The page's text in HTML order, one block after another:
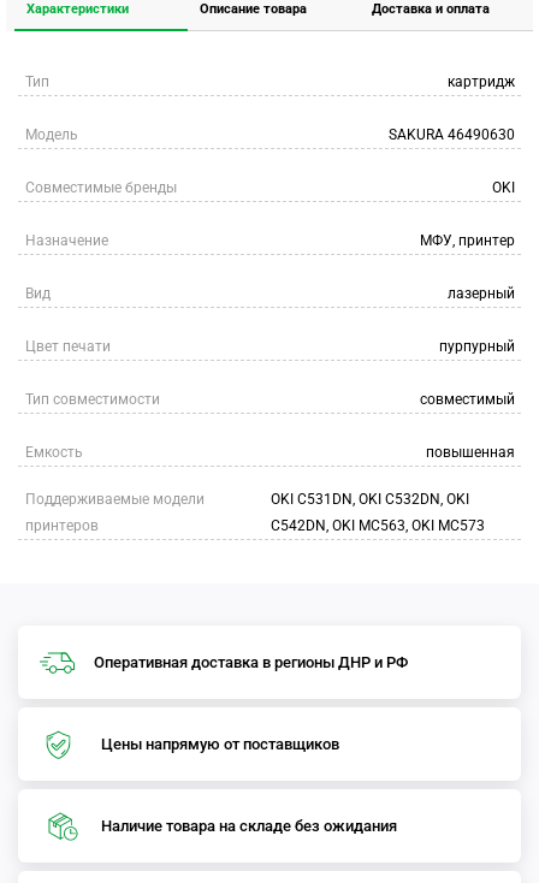
Характеристики Описание товара Доставка и оплата
Тип картридж
Модель SAKURA 46490630
Совместимые бренды OKI
Назначение МФУ, принтер
Вид лазерный
Цвет печати пурпурный
Тип совместимости совместимый
Емкость повышенная
Поддерживаемые модели
принтеров
OKI C531DN, OKI C532DN, OKI
C542DN, OKI MC563, OKI MC573
Оперативная доставка в регионы ДНР и РФ
Цены напрямую от поставщиков
Наличие товара на складе без ожидания